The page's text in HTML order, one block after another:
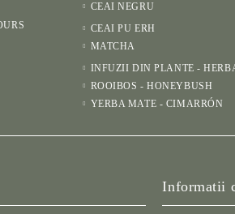
CEAI NEGRU
CEAI PU ERH
MATCHA
INFUZII DIN PLANTE -
ROOIBOS - HONEYBUSH
YERBA MATE - CIMARRÓN
Informatii